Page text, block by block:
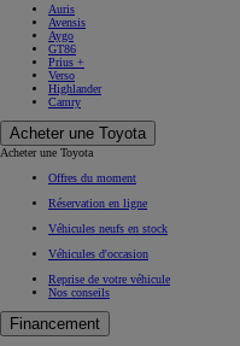
Auris
Avensis
Aygo
GT86
Prius +
Verso
Highlander
Camry
Acheter une Toyota
Acheter une Toyota
Offres du moment
Réservation en ligne
Véhicules neufs en stock
Véhicules d'occasion
Reprise de votre véhicule
Nos conseils
Financement